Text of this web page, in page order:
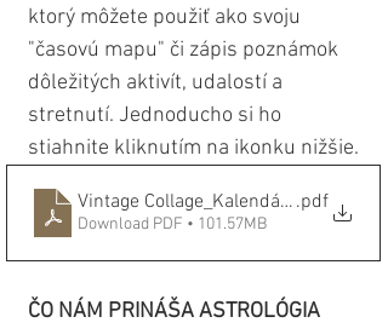
ktorý môžete použiť ako svoju
"časovú mapu" či zápis poznámok
dôležitých aktivít, udalostí a
stretnutí. Jednoducho si ho
stiahnite kliknutím na ikonku nižšie.
Vintage Collage_Kalendár .pdf
Download PDF • 101.57MB
ČO NÁM PRINÁŠA ASTROLÓGIA